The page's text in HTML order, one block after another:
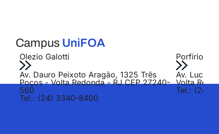
Campus UniFOA
Olezio Galotti
Av. Dauro Peixoto Aragão, 1325 Três
Poços - Volta Redonda - RJ CEP 27240-
560
Tel.: (24) 3340-8400
Porfírio
Av. Lucas
Volta
Tel.: (24)